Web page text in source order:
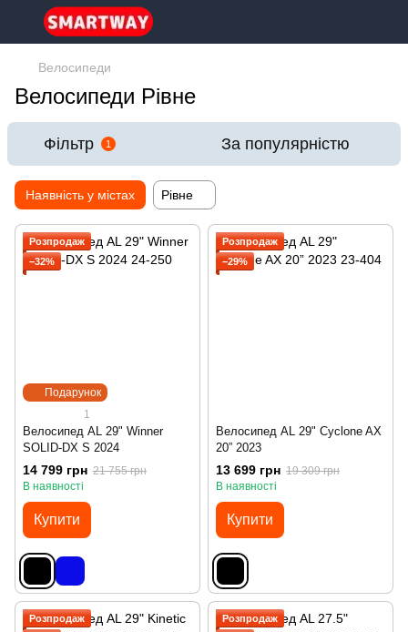
Велосипеди
Велосипеди Рівне
Фільтр 1 За популярністю
Наявність у містах Рівне
Подарунок
Розпродаж
−32%
1
Велосипед AL 29" Winner
SOLID-DX S 2024
14 799 грн 21 755 грн
В наявності
Купити
Розпродаж
−29%
Велосипед AL 29" Cyclone AX
20” 2023
13 699 грн 19 309 грн
В наявності
Купити
Розпродаж
Розпродаж